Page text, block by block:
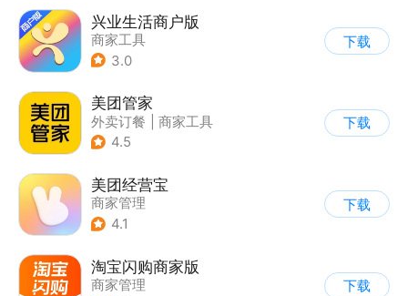
兴业生活商户版
商家工具
3.0
下载
美团管家
外卖订餐
商家工具
4.5
下载
美团经营宝
商家管理
4.1
下载
淘宝闪购商家版
商家管理
下载